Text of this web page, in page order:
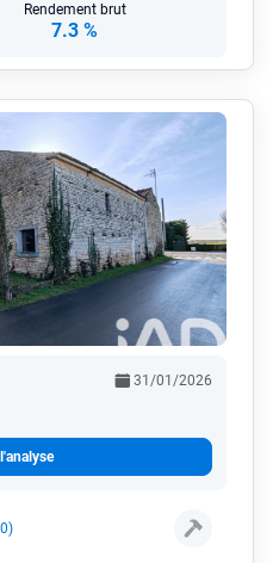
Rendement brut
7.3 %
31/01/2026